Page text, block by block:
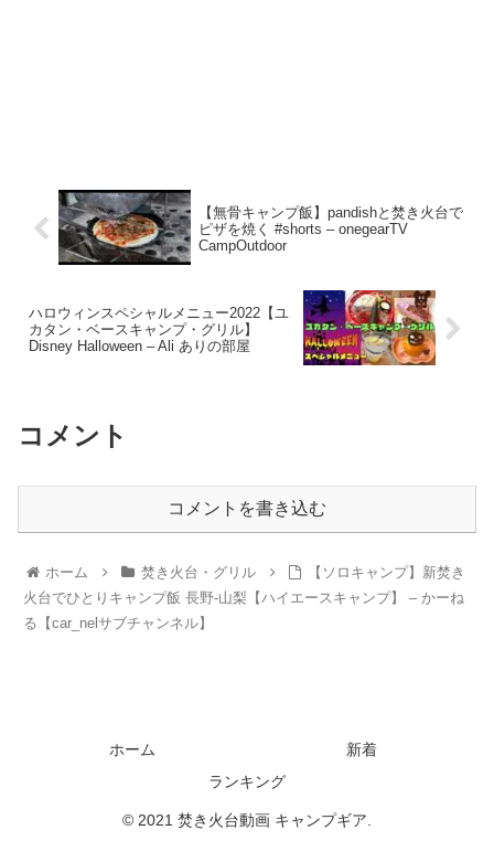
【無骨キャンプ飯】pandishと焚き火台で
ピザを焼く #shorts – onegearTV
CampOutdoor
ハロウィンスペシャルメニュー2022【ユ
カタン・ベースキャンプ・グリル】
Disney Halloween – Ali ありの部屋
コメント
コメントを書き込む
ホーム 焚き火台・グリル
【ソロキャンプ】新焚き
火台でひとりキャンプ飯 長野-山梨【ハイエースキャンプ】 – かーね
る【car_nelサブチャンネル】
ホーム
新着
ランキング
© 2021 焚き火台動画 キャンプギア.